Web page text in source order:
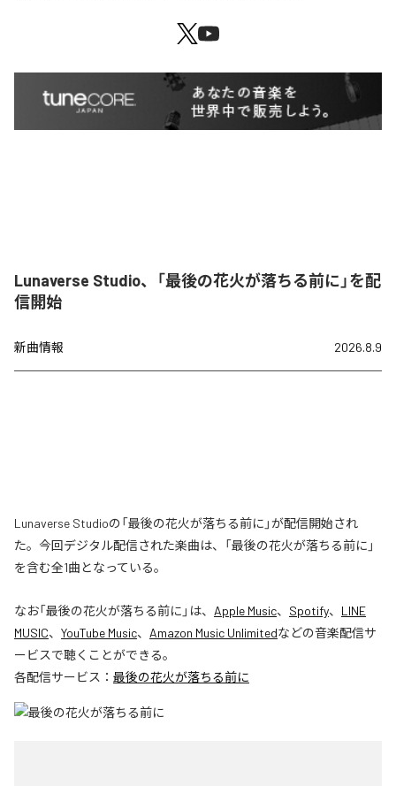
Lunaverse Studio、「最後の花火が落ちる前に」を配
信開始
新曲情報 2026.8.9
Lunaverse Studioの「最後の花火が落ちる前に」が配信開始され
た。今回デジタル配信された楽曲は、「最後の花火が落ちる前に」
を含む全1曲となっている。
なお「最後の花火が落ちる前に 」は、 Apple Music、 Spotify、 LINE
MUSIC、 YouTube Music、 Amazon Music Unlimitedなどの音楽配信サ
ービスで聴くことができる。
各配信サービス： 最後の花火が落ちる前に